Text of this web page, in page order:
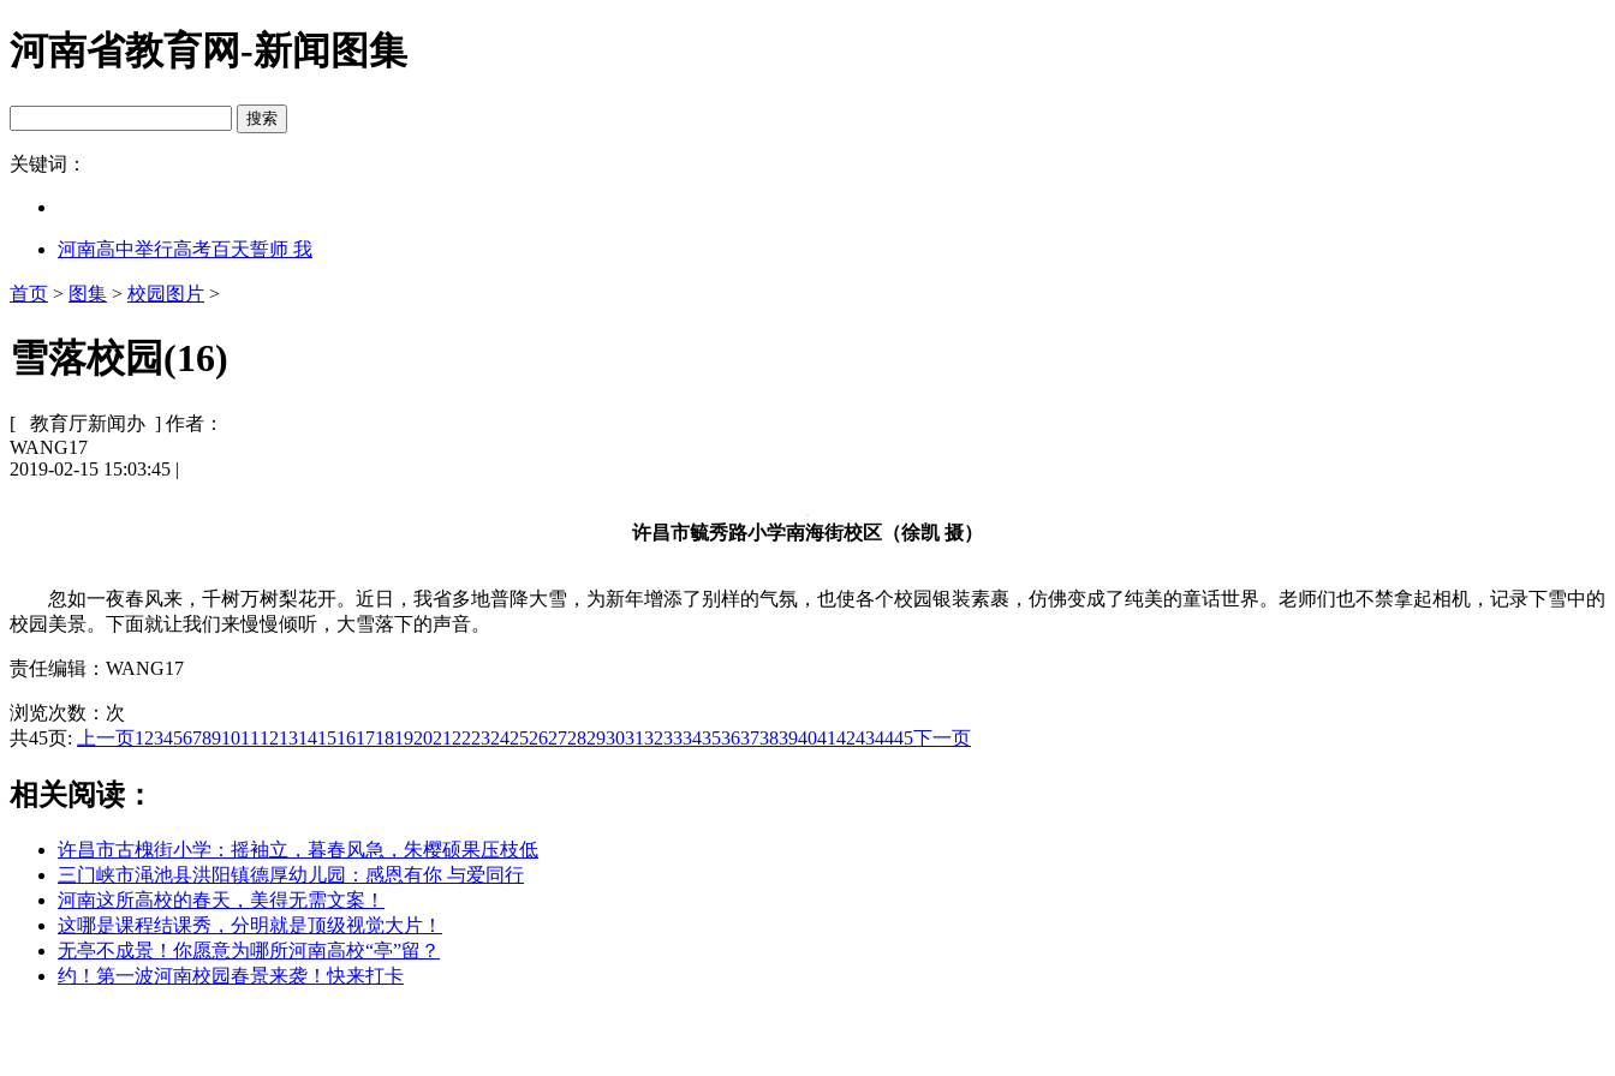
河南省教育网-新闻图集
关键词：
河南高中举行高考百天誓师 我
首页 > 图集 > 校园图片 >
雪落校园(16)
[ 教育厅新闻办 ] 作者：
WANG17
2019-02-15 15:03:45 |
许昌市毓秀路小学南海街校区（徐凯 摄）
忽如一夜春风来，千树万树梨花开。近日，我省多地普降大雪，为新年增添了别样的气氛，也使各个校园银装素裹，仿佛变成了纯美的童话世界。老师们也不禁拿起相机，记录下雪中的
校园美景。下面就让我们来慢慢倾听，大雪落下的声音。
责任编辑：WANG17
浏览次数： 次
共45页:
上一页1 234567891011 12131415161718192021 222324252627282930313233343536373839404142434445下一页
相关阅读：
许昌市古槐街小学：摇袖立，暮春风急，朱樱硕果压枝低
三门峡市渑池县洪阳镇德厚幼儿园：感恩有你 与爱同行
河南这所高校的春天，美得无需文案！
这哪是课程结课秀，分明就是顶级视觉大片！
无亭不成景！你愿意为哪所河南高校“亭”留？
约！第一波河南校园春景来袭！快来打卡